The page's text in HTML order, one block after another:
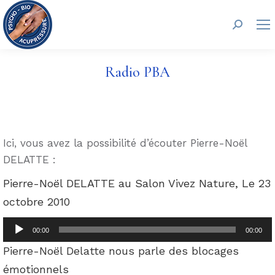
Radio PBA
Ici, vous avez la possibilité d’écouter Pierre-Noël
DELATTE :
Pierre-Noël DELATTE au Salon Vivez Nature, Le 23
octobre 2010
Lecteur
audio
00:00 00:00
Pierre-Noël Delatte nous parle des blocages
émotionnels